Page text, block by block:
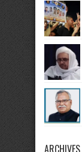
ARCHIVES